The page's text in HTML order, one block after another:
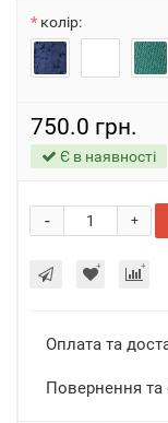
колір:
750.0 грн.
Є в наявності
+
-
Оплата та
Повернення та